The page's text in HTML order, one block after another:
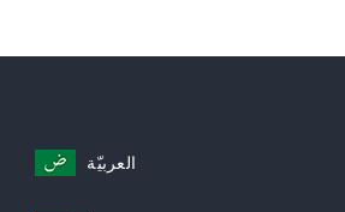
العربيّة